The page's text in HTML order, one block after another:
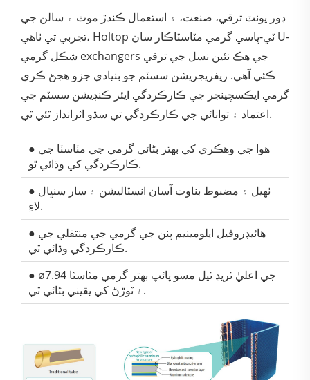
ڊور يونٽ ترقي، صنعت، ۽ استعمال ڪندڙ موٽ ۾ سالن جي
تجربي تي ٺاھي، Holtop ٽي-پاسي گرمي مٽاسٽاڪار سان U-
شڪل گرمي exchangers جي هڪ نئين نسل جي ترقي
ڪئي آهي. ريفريجريشن سسٽم جو بنيادي جزو هجڻ ڪري
گرمي ايڪسچينجر جي ڪارڪردگي ايئر ڪنڊيشن سسٽم جي
اعتماد ۽ توانائي جي ڪارڪردگي تي سڌو اثرانداز ٿئي ٿي.
● هوا جي وهڪري کي بهتر بڻائي گرمي جي مٽاسٽا جي
ڪارڪردگي کي وڌائي ٿو.
● ٺهيل ۽ مضبوط بناوت آسان انسٽاليشن ۽ سار سنڀال
لاءِ.
● هائيڊروفيل ايلومينيم پنن جي گرمي جي منتقلي جي
ڪارڪردگي وڌائي ٿي.
● ø7.94 جي اعليٰ ٿريڊ ٿيل مسو پائپ بهتر گرمي مٽاسٽا
۽ ٽوڙڻ کي يقيني بڻائي ٿي.